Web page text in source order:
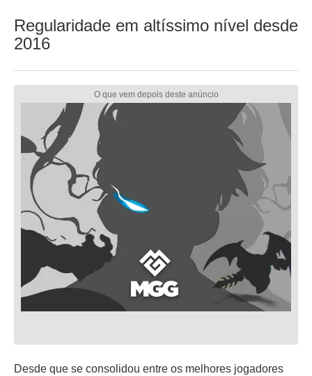
Regularidade em altíssimo nível desde
2016
Desde que se consolidou entre os melhores jogadores